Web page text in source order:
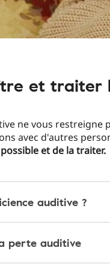
et
ne vous restreigne
avec d'autres
et de la traiter.
auditive ?
perte auditive